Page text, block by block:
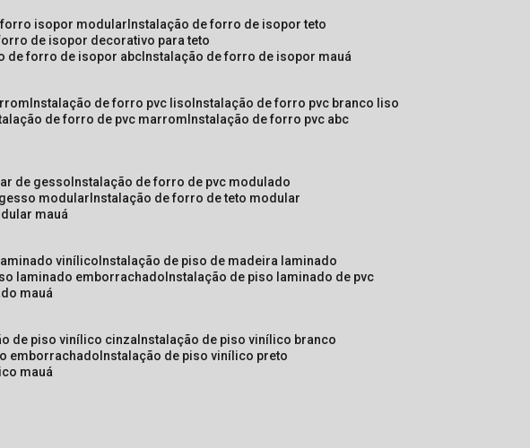
forro isopor modular instalação de forro de isopor teto
de isopor decorativo para teto
de forro de isopor abc instalação de forro de isopor mauá
instalação de forro pvc liso instalação de forro pvc branco liso
de forro de pvc marrom instalação de forro pvc abc
de gesso instalação de forro de pvc modulado
modular instalação de forro de teto modular
mauá
vinílico instalação de piso de madeira laminado
laminado emborrachado instalação de piso laminado de pvc
mauá
de piso vinílico cinza instalação de piso vinílico branco
emborrachado instalação de piso vinílico preto
mauá